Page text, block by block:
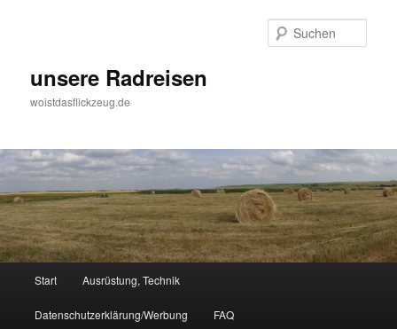
unsere Radreisen
woistdasflickzeug.de
Start Ausrüstung, Technik
Datenschutzerklärung/Werbung FAQ